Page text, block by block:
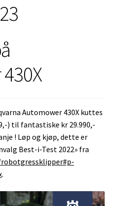
Automower 430X kuttes
) til fantastiske kr 29.990,-
! Løp og kjøp, dette er
Best-i-Test 2022» fra
.